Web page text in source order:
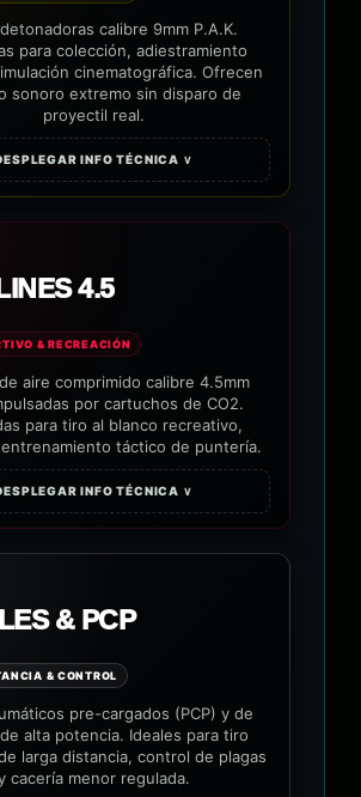
calibre 9mm P.A.K.
para colección, adiestramiento
cinematográfica. Ofrecen
sonoro extremo sin disparo de
proyectil real.
INFO TÉCNICA ∨
4.5
& RECREACIÓN
aire comprimido calibre 4.5mm
por cartuchos de CO2.
para tiro al blanco recreativo,
táctico de puntería.
INFO TÉCNICA ∨
& PCP
& CONTROL
pre-cargados (PCP) y de
alta potencia. Ideales para tiro
larga distancia, control de plagas
cacería menor regulada.